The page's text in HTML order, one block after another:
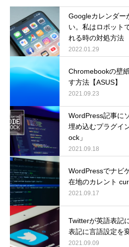
Googleカレンダー
い。私はロボット
れる時の対処方法
2022.01.29
Chromebookの壁
す方法【ASUS】
2021.09.23
WordPress記事に
埋め込むプラグイ
ock」
2021.09.18
WordPressでナビ
在地のカレント
2021.09.17
Twitterが英語表記
表記に言語設定を
2021.09.09